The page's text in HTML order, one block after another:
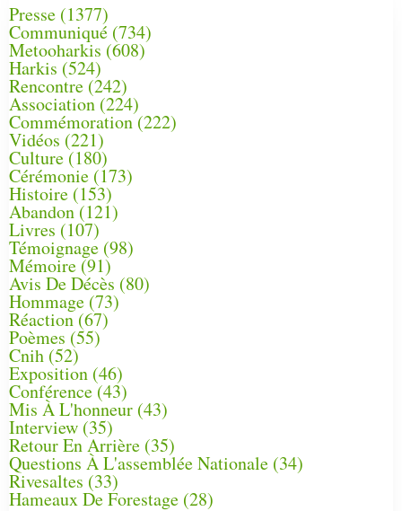
Presse (1377)
Communiqué (734)
Metooharkis (608)
Harkis (524)
Rencontre (242)
Association (224)
Commémoration(222)
Vidéos (221)
Culture(180)
Cérémonie (173)
Histoire (153)
Abandon(121)
Livres (107)
Témoignage (98)
Mémoire (91)
Avis De Décès (80)
Hommage (73)
Réaction(67)
Poèmes (55)
Cnih (52)
Exposition (46)
Conférence(43)
Mis À L'honneur (43)
Interview (35)
Retour En Arrière (35)
Questions À L'assemblée Nationale (34)
Rivesaltes (33)
Hameaux De Forestage (28)